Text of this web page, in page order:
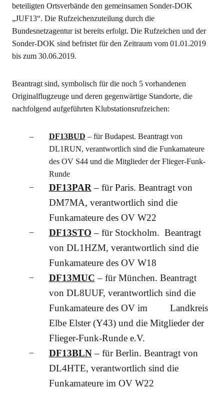
beteiligten Ortsverbände den gemeinsamen Sonder-DOK
„JUF13“. Die Rufzeichenzuteilung durch die
Bundesnetzagentur ist bereits erfolgt. Die Rufzeichen und der
Sonder-DOK sind befristet für den Zeitraum vom 01.01.2019
bis zum 30.06.2019.
Beantragt sind, symbolisch für die noch 5 vorhandenen
Originalflugzeuge und deren gegenwärtige Standorte, die
nachfolgend aufgeführten Klubstationsrufzeichen:
DF13BUD – für Budapest. Beantragt von
DL1RUN, verantwortlich sind die Funkamateure
des OV S44 und die Mitglieder der Flieger-Funk-
Runde
DF13PAR – für Paris. Beantragt von
DM7MA, verantwortlich sind die
Funkamateure des OV W22
DF13STO – für Stockholm. Beantragt
von DL1HZM, verantwortlich sind die
Funkamateure des OV W18
DF13MUC – für München. Beantragt
von DL8UUF, verantwortlich sind die
Funkamateure des OV im Landkreis
Elbe Elster (Y43) und die Mitglieder der
Flieger-Funk-Runde e.V.
DF13BLN– für Berlin. Beantragt von
DL4HTE, verantwortlich sind die
Funkamateure im OV W22